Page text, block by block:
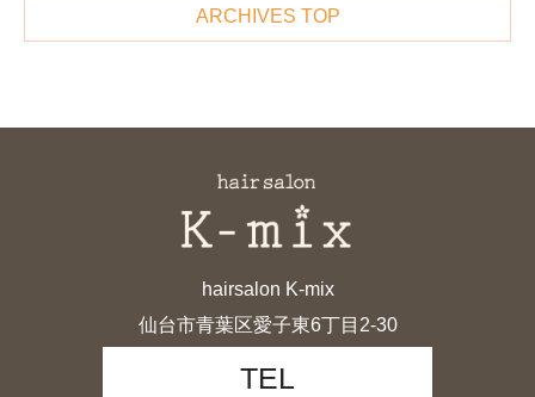
ARCHIVES TOP
hairsalon K-mix
仙台市青葉区愛子東6丁目2-30
TEL